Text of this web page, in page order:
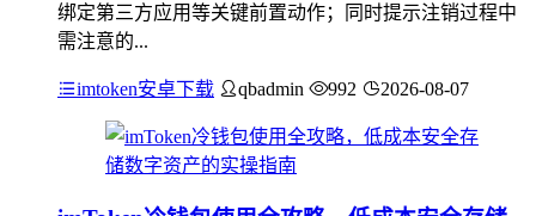
绑定第三方应用等关键前置动作；同时提示注销过程中
需注意的...
imtoken安卓下载 qbadmin 992 2026-08-07